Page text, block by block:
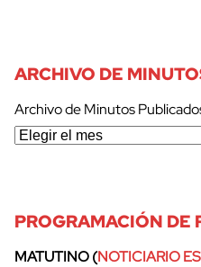
ARCHIVO DE
Archivo de Minutos
PROGRAMACIÓN DE
MATUTINO (NOTICIARIO